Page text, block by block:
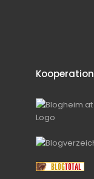
Kooperation